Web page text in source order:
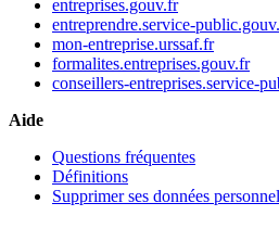
entreprises.gouv.fr
entreprendre.service-
mon-entreprise.urssaf.fr
formalites.entreprises.gouv.fr
conseillers-entreprises.service-
Aide
Questions fréquentes
Définitions
Supprimer ses données